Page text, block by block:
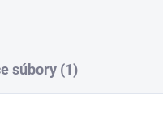
súbory (1)